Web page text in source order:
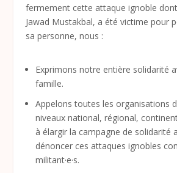
fermement cette attaque ignoble
Jawad Mustakbal, a été victime pour
sa personne, nous :
Exprimons notre entière solidarité
famille.
Appelons toutes les organisations
niveaux national, régional,
à élargir la campagne de solidarité
dénoncer ces attaques ignobles
militant·e·s.